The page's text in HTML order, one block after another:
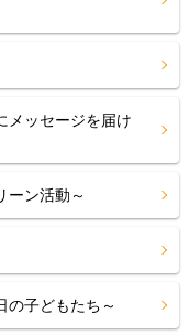
メッセージを届け
ン活動～
子どもたち～